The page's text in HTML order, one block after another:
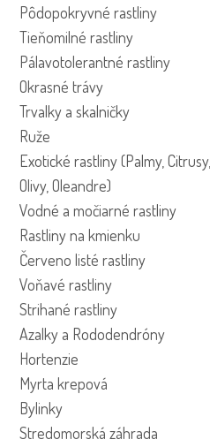
Pôdopokryvné rastliny
Tieňomilné rastliny
Pálavotolerantné rastliny
Okrasné trávy
Trvalky a skalničky
Ruže
Exotické rastliny (Palmy, Citrusy,
Olivy, Oleandre)
Vodné a močiarné rastliny
Rastliny na kmienku
Červeno listé rastliny
Voňavé rastliny
Strihané rastliny
Azalky a Rododendróny
Hortenzie
Myrta krepová
Bylinky
Stredomorská záhrada